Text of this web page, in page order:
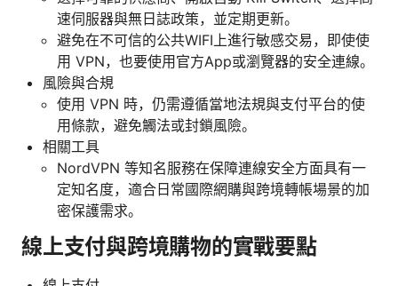
速伺服器與無日誌政策，並定期更新。
避免在不可信的公共WIFI上進行敏感交易，即使使
用 VPN，也要使用官方App或瀏覽器的安全連線。
風險與合規
使用 VPN 時，仍需遵循當地法規與支付平台的使
用條款，避免觸法或封鎖風險。
相關工具
NordVPN 等知名服務在保障連線安全方面具有一
定知名度，適合日常國際網購與跨境轉帳場景的加
密保護需求。
線上支付與跨境購物的實戰要點